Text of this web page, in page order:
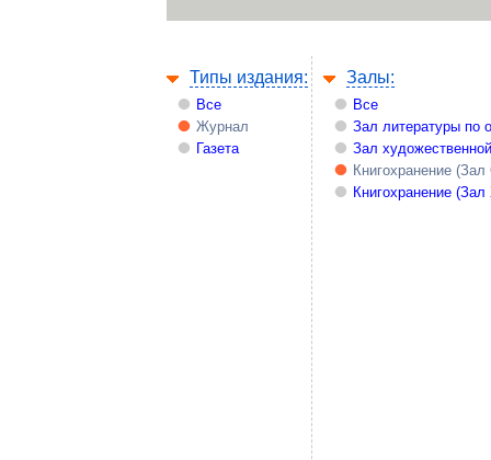
Типы издания:
Все
Журнал
Газета
Залы:
Все
Зал литературы по
Зал
Книгохранение
Книгохранение